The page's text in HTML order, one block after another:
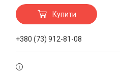
Купити
+380 (73) 912-81-08